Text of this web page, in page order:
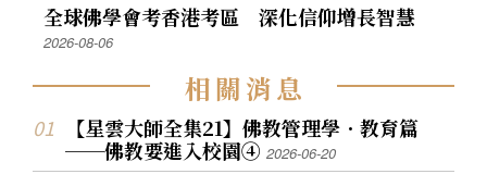
全球佛學會考香港考區 深化信仰增長智慧
2026-08-06
相關消息
【星雲大師全集21】佛教管理學．教育篇
──佛教要進入校園④2026-06-20